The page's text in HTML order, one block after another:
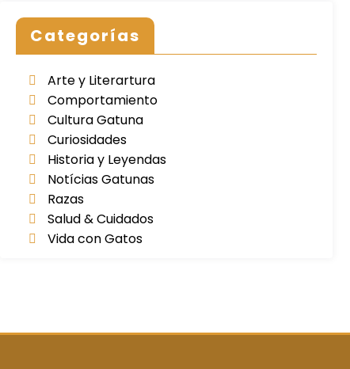
Categorías
Arte y Literartura
Comportamiento
Cultura Gatuna
Curiosidades
Historia y Leyendas
Notícias Gatunas
Razas
Salud & Cuidados
Vida con Gatos